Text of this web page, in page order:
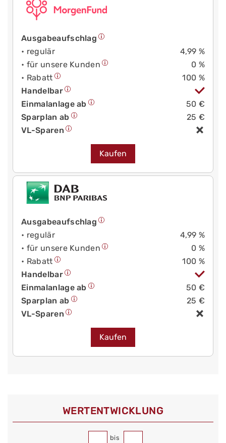
Ausgabeaufschlag
• regulär
4,99 %
• für unsere Kunden
0 %
• Rabatt
100 %
Handelbar
Einmalanlage ab
50 €
Sparplan ab
25 €
VL-Sparen
Kaufen
Ausgabeaufschlag
• regulär
4,99 %
• für unsere Kunden
0 %
• Rabatt
100 %
Handelbar
Einmalanlage ab
50 €
Sparplan ab
25 €
VL-Sparen
Kaufen
WERT­ENTWICKLUNG
bis